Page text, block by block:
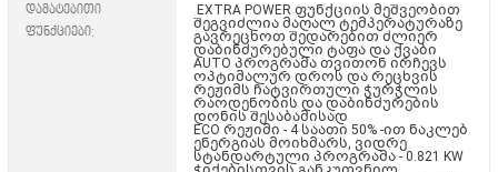
დამატებითი
ფუნქციები:
EXTRA POWER ფუნქციის მეშვეობით
შეგვიძლია მაღალ ტემპერატურაზე
გავრეცხოთ შედარებით ძლიერ
დაბინძურებული ტაფა და ქვაბი
AUTO პროგრამა თვითონ ირჩევს
ოპტიმალურ დროს და რეცხვის
რეჟიმს ჩატვირთული ჭურჭლის
რაოდენობის და დაბინძურების
დონის შესაბამისად
ECO რეჟიმი - 4 საათი 50% -ით ნაკლებ
ენერგიას მოიხმარს, ვიდრე
სტანდარტული პროგრამა - 0.821 KW